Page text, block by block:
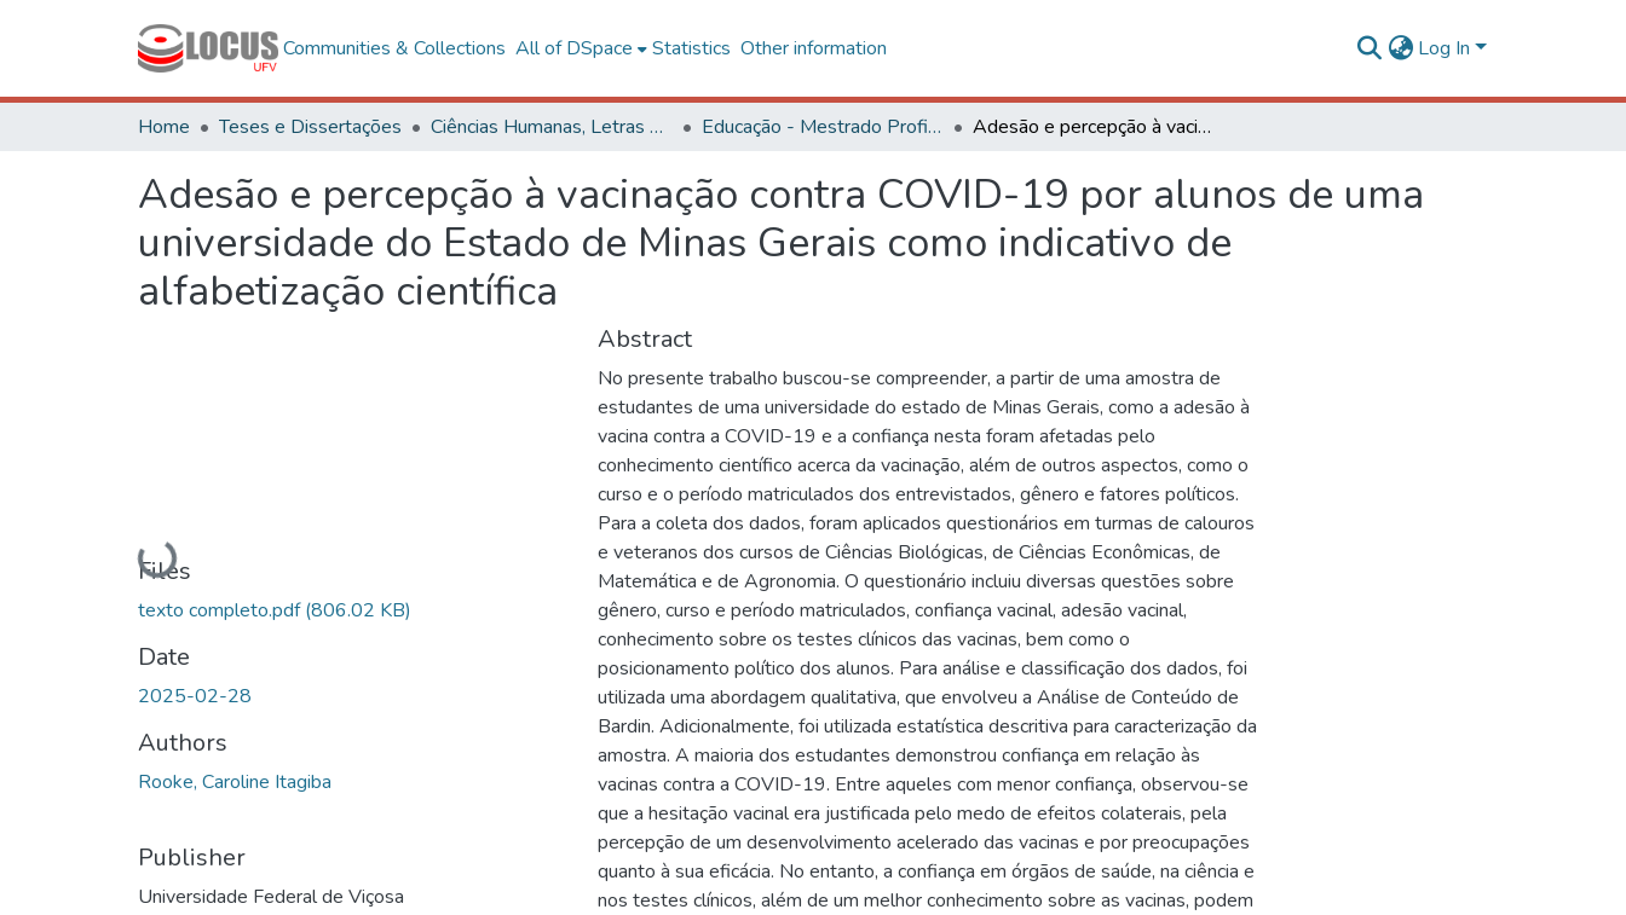
Communities & Collections All of DSpace Statistics Other information Log In
Home Teses e Dissertações Ciências Humanas, Letras e Artes Educação - Mestrado Profissional Adesão e percepção à vacinação contra COVID-19 por alunos de uma universidade do Estado de Minas Gerais como indicativo de alfabetização científica
Adesão e percepção à vacinação contra COVID-19 por alunos de uma
universidade do Estado de Minas Gerais como indicativo de
alfabetização científica
Loading...
Files
texto completo.pdf(806.02 KB)
Date
2025-02-28
Authors
Rooke, Caroline Itagiba
Publisher
Universidade Federal de Viçosa
Abstract
No presente trabalho buscou-se compreender, a partir de uma amostra de
estudantes de uma universidade do estado de Minas Gerais, como a adesão à
vacina contra a COVID-19 e a confiança nesta foram afetadas pelo
conhecimento científico acerca da vacinação, além de outros aspectos, como o
curso e o período matriculados dos entrevistados, gênero e fatores políticos.
Para a coleta dos dados, foram aplicados questionários em turmas de calouros
e veteranos dos cursos de Ciências Biológicas, de Ciências Econômicas, de
Matemática e de Agronomia. O questionário incluiu diversas questões sobre
gênero, curso e período matriculados, confiança vacinal, adesão vacinal,
conhecimento sobre os testes clínicos das vacinas, bem como o
posicionamento político dos alunos. Para análise e classificação dos dados, foi
utilizada uma abordagem qualitativa, que envolveu a Análise de Conteúdo de
Bardin. Adicionalmente, foi utilizada estatística descritiva para caracterização da
amostra. A maioria dos estudantes demonstrou confiança em relação às
vacinas contra a COVID-19. Entre aqueles com menor confiança, observou-se
que a hesitação vacinal era justificada pelo medo de efeitos colaterais, pela
percepção de um desenvolvimento acelerado das vacinas e por preocupações
quanto à sua eficácia. No entanto, a confiança em órgãos de saúde, na ciência e
nos testes clínicos, além de um melhor conhecimento sobre as vacinas, podem